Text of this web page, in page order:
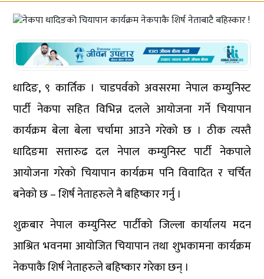
धादिङ, ९ कार्तिक । चाडपर्वको अवसरमा नेपाल कम्युनिस्ट
पार्टी नेकपा सहित विभिन्न दलले आयोजना गर्ने चियापान
कार्यक्रम बेला बेला चर्चामा आउने गरेको छ । ठीक त्यस्तै
धादिङमा सत्तारुढ दल नेपाल कम्युनिस्ट पार्टी नेकपाले
आयोजना गरेको चियापान कार्यक्रम पनि विवादित र चर्चित
बनेको छ – शिर्ष नेताहरुले नै बहिष्कार गर्नु ।
शुक्रबार नेपाल कम्युनिस्ट पार्टीको जिल्ला कार्यालय मदन
आश्रित भवनमा आयोजित चियापान तथा शुभकामना कार्यक्रम
नेकपाकै शिर्ष नेताहरुले बहिष्कार गरेका छन् ।